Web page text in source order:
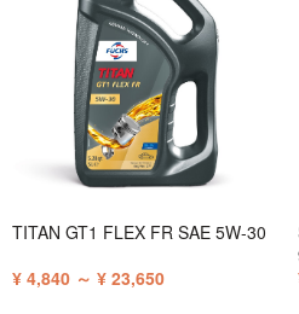
TITAN GT1 FLEX FR SAE 5W-30
¥ 4,840 ～ ¥ 23,650